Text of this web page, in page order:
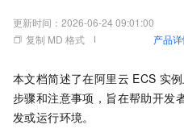
更新时间： 2026-06-24 09:01:00
复制 MD 格式
产品
本文档简述了在阿里云 ECS 实
步骤和注意事项，旨在帮助开发
发或运行环境。